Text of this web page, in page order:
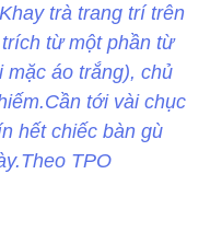
trà trang trí trên
từ một phần từ
mặc áo trắng), chủ
tới vài chục
hết chiếc bàn gù
TPO